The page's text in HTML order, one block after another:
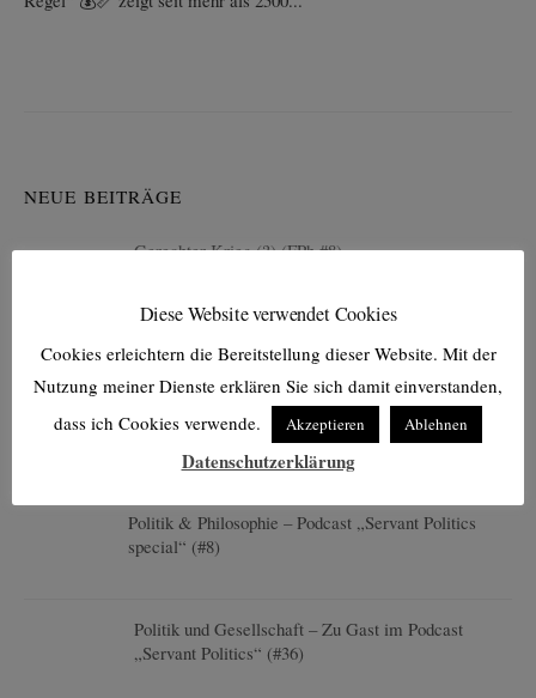
NEUE BEITRÄGE
Gerechter Krieg (?) (FPh #8)
Wohin wollt Ihr? – Ein klares Ziel oder planloses
Umherirren?
Standpunkte, Wege, Ziele
Politik & Philosophie – Podcast „Servant Politics
special“ (#8)
Politik und Gesellschaft – Zu Gast im Podcast
„Servant Politics“ (#36)
Diese Website verwendet Cookies
Cookies erleichtern die Bereitstellung dieser Website. Mit der
Nutzung meiner Dienste erklären Sie sich damit einverstanden,
dass ich Cookies verwende.
Akzeptieren Ablehnen
Datenschutzerklärung